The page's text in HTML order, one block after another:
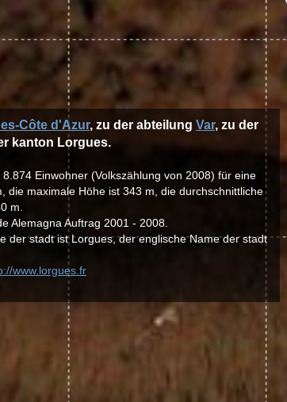
Côte d'Azur, zu der abteilung Var, zu der
kanton Lorgues.
Einwohner (Volkszählung von 2008) für eine
die maximale Höhe ist 343 m, die durchschnittliche
m.
Alemagna Auftrag 2001 - 2008.
der stadt ist Lorgues, der englische Name der stadt
www.lorgues.fr